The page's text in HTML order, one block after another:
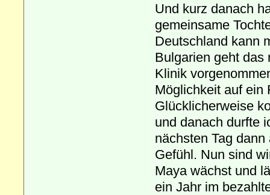
Und kurz danach
gemeinsame
Deutschland kann
Bulgarien geht das
Klinik
Möglichkeit auf ein
Glücklicherweise
und danach durfte
nächsten Tag
Gefühl. Nun sind
Maya wächst und
ein Jahr im